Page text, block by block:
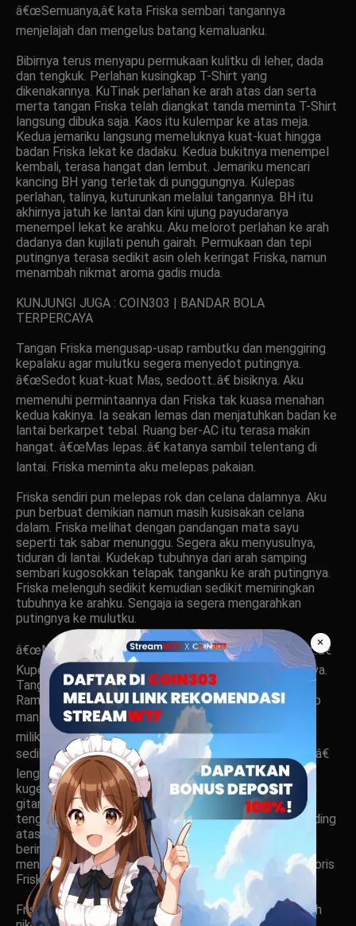
â€œSemuanya,â€ kata Friska sembari tangannya
menjelajah dan mengelus batang kemaluanku.
Bibirnya terus menyapu permukaan kulitku di leher, dada
dan tengkuk. Perlahan kusingkap T-Shirt yang
dikenakannya. KuTinak perlahan ke arah atas dan serta
merta tangan Friska telah diangkat tanda meminta T-Shirt
langsung dibuka saja. Kaos itu kulempar ke atas meja.
Kedua jemariku langsung memeluknya kuat-kuat hingga
badan Friska lekat ke dadaku. Kedua bukitnya menempel
kembali, terasa hangat dan lembut. Jemariku mencari
kancing BH yang terletak di punggungnya. Kulepas
perlahan, talinya, kuturunkan melalui tangannya. BH itu
akhirnya jatuh ke lantai dan kini ujung payudaranya
menempel lekat ke arahku. Aku melorot perlahan ke arah
dadanya dan kujilati penuh gairah. Permukaan dan tepi
putingnya terasa sedikit asin oleh keringat Friska, namun
menambah nikmat aroma gadis muda.
KUNJUNGI JUGA : COIN303 | BANDAR BOLA
TERPERCAYA
Tangan Friska mengusap-usap rambutku dan menggiring
kepalaku agar mulutku segera menyedot putingnya.
â€œSedot kuat-kuat Mas, sedoott..â€ bisiknya. Aku
memenuhi permintaannya dan Friska tak kuasa menahan
kedua kakinya. Ia seakan lemas dan menjatuhkan badan ke
lantai berkarpet tebal. Ruang ber-AC itu terasa makin
hangat. â€œMas lepas..â€ katanya sambil telentang di
lantai. Friska meminta aku melepas pakaian.
Friska sendiri pun melepas rok dan celana dalamnya. Aku
pun berbuat demikian namun masih kusisakan celana
dalam. Friska melihat dengan pandangan mata sayu
seperti tak sabar menunggu. Segera aku menyusulnya,
tiduran di lantai. Kudekap tubuhnya dari arah samping
sembari kugosokkan telapak tanganku ke arah putingnya.
Friska melenguh sedikit kemudian sedikit memiringkan
tubuhnya ke arahku. Sengaja ia segera mengarahkan
putingnya ke mulutku.
â€œMas sedot Mas.. teruskan, enak sekali Mas.. enak..â€
Kupenuhi permintaannya sembari kupijat-pijat pantatnya.
Tanganku mulai nakal mencari selangkangan Friska.
Rambutnya tidak terlalu tebal namun datarannya cukup
mantap untuk mendaratkan pesawat â€œcocordeâ€
milikku. Kumainkan jemariku di sana dan Friska tampak
sedikit tersentak. â€œUkh.. khmem.. hss.. terus.. terus,â€
lenguhnya tak jelas. Sementara sedotan di putingnya
kugencarkan, jemari tanganku bagaikan memetik dawai
gitar di pusat kenikmatannya. Terasa jemari kanan
tengahku telah mencapai gumpalan kecil daging di dinding
atas depan vaginanya, ujungnya kuraba-raba lembut
berirama. Lidahku memainkan puting sembari sesekali
menyedot dan menghembusnya. Jemariku memilin klitoris
Friska dengan teknik petik melodi.
Friska menggelinjang-gelinjang, melenguh-lenguh penuh
×